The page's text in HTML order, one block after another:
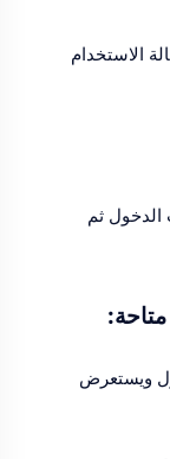
الاستخدام
الدخول ثم
ويستعرض